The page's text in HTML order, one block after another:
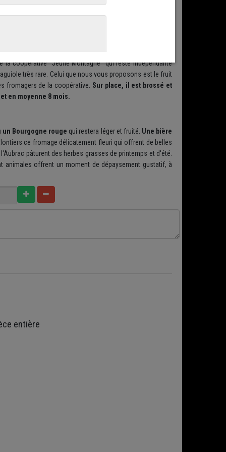
ferme, onctueuse et fondante sous la langue.
la coopérative "Jeune Montagne" qui reste indépendante
très rare. Celui que nous vous proposons est le fruit
fromagers de la coopérative. Sur place, il est brossé et
en moyenne 8 mois.
un Bourgogne rouge qui restera léger et fruité. Une bière
ce fromage délicatement fleuri qui offrent de belles
pâturent des herbes grasses de printemps et d'été.
animales offrent un moment de dépaysement gustatif, à
entière